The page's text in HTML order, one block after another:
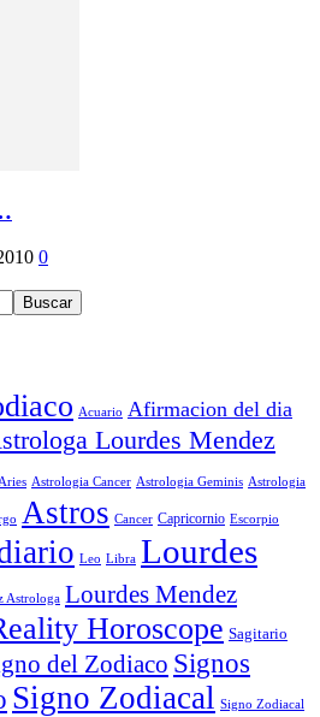
0
Acuario Afirmacion del dia
Lourdes Mendez
Astrologia Cancer Astrologia Geminis Astrologia
Astros Cancer Capricornio Escorpio
Leo Libra Lourdes
Astrologa Lourdes Mendez
Horoscope Sagitario
del Zodiaco Signos
Signo Zodiacal Signo Zodiacal